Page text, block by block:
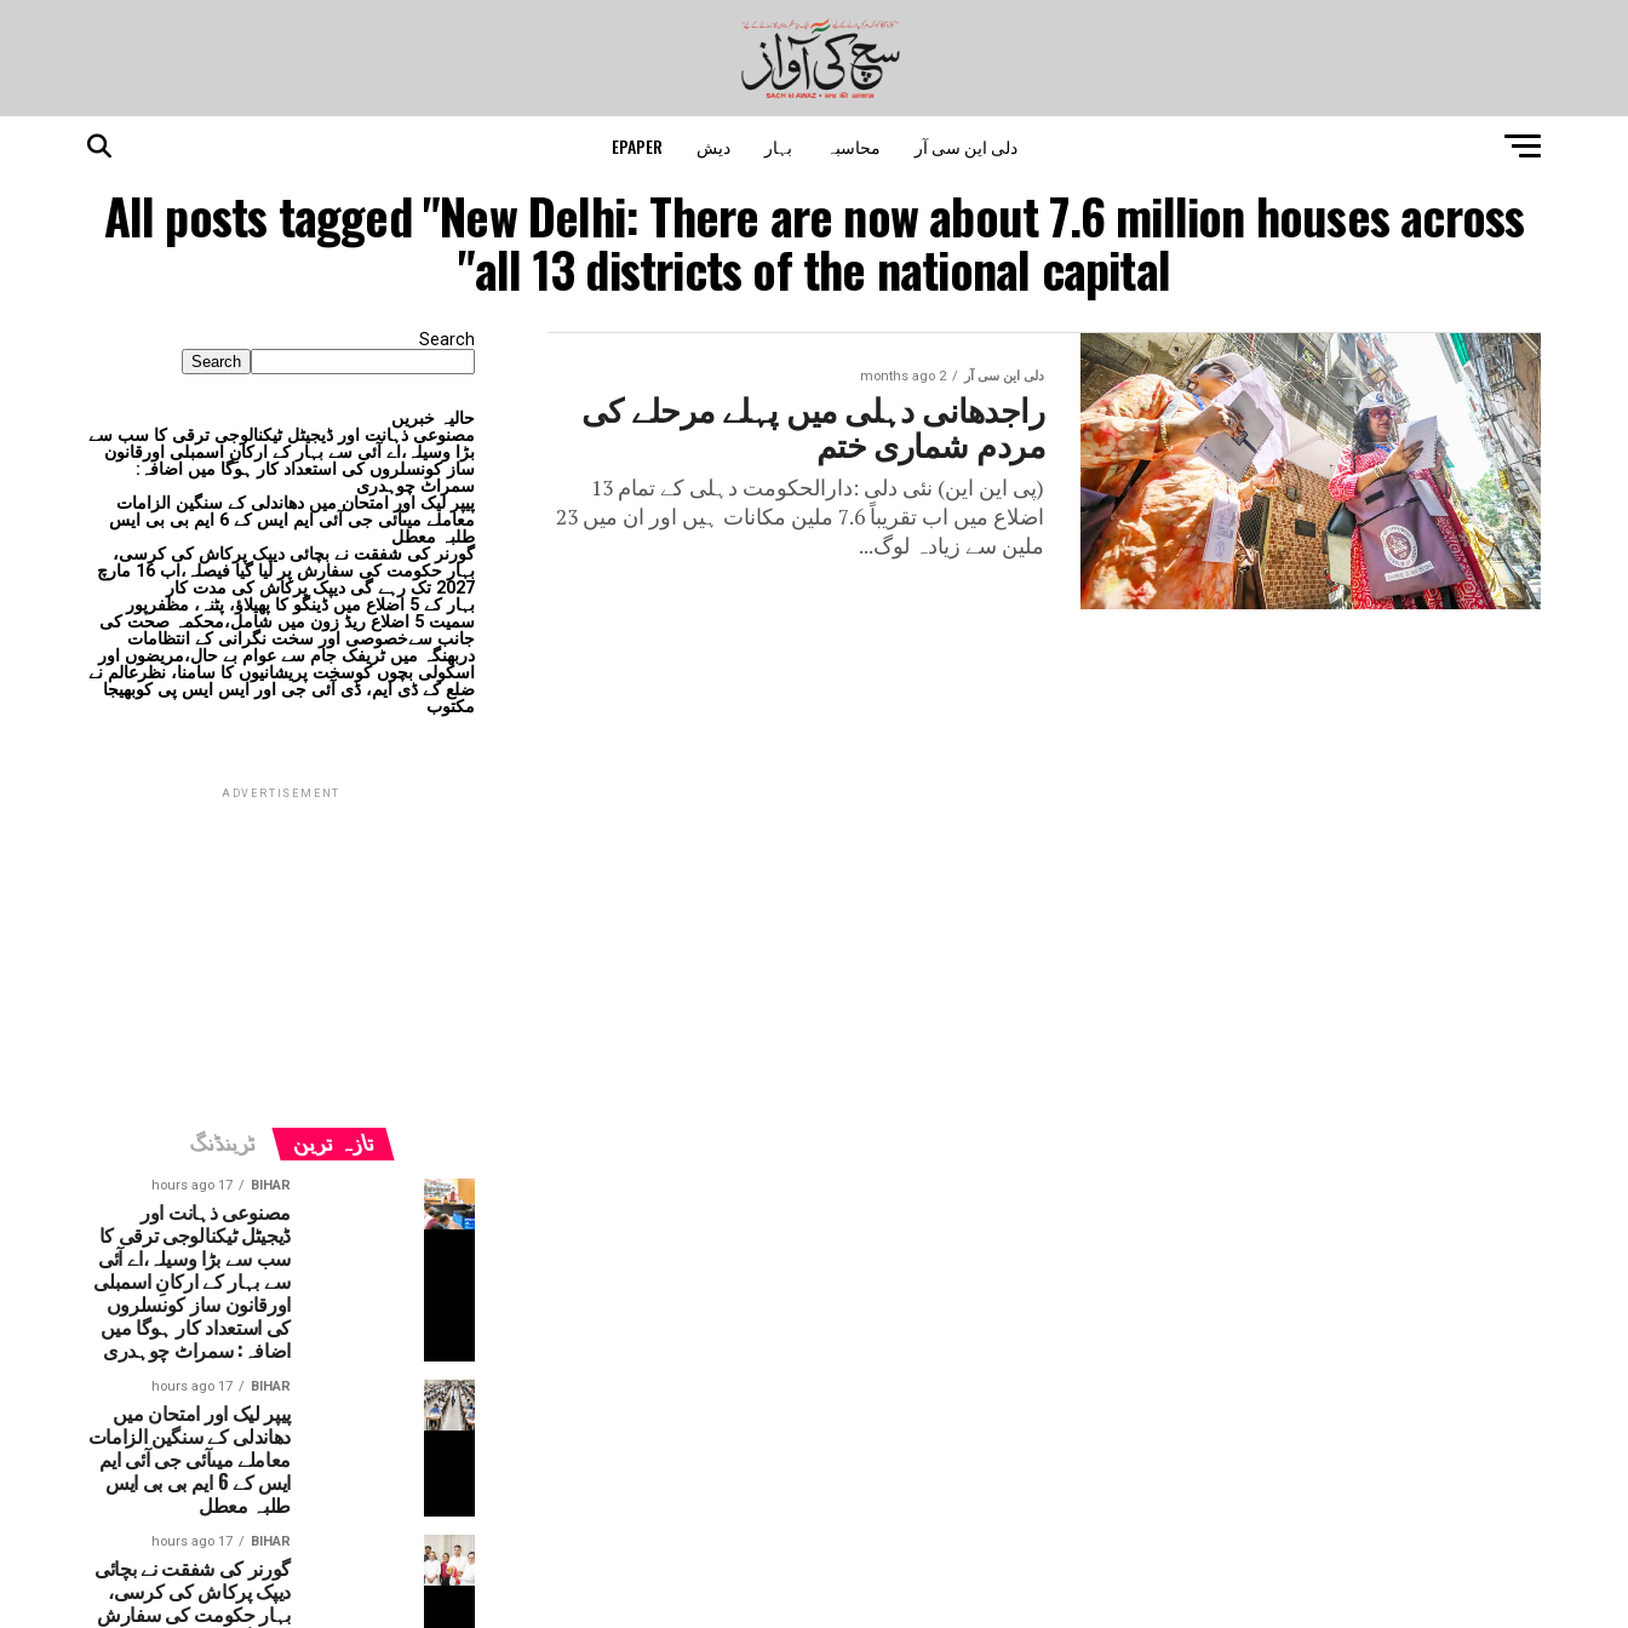
دلی این سی آر محاسبہ بہار دیش EPAPER
All posts tagged "New Delhi: There are now about 7.6 million houses across
all 13 districts of the national capital"
دلی این سی آر 2 months ago
راجدھانی دہلی میں پہلے مرحلے کی
مردم شماری ختم
(پی این این) نئی دلی :دارالحکومت دہلی کے تمام 13
اضلاع میں اب تقریباً 7.6 ملین مکانات ہیں اور ان میں 23
ملین سے زیادہ لوگ...
Search
Search
حالیہ خبریں
مصنوعی ذہانت اور ڈیجیٹل ٹیکنالوجی ترقی کا سب سے
بڑا وسیلہ،اے آئی سے بہار کے ارکانِ اسمبلی اورقانون
ساز کونسلروں کی استعداد کار ہوگا میں اضافہ:
سمراٹ چوہدری
پیپر لیک اور امتحان میں دھاندلی کے سنگین الزامات
معاملے میںآئی جی آئی ایم ایس کے 6 ایم بی بی ایس
طلبہ معطل
گورنر کی شفقت نے بچائی دیپک پرکاش کی کرسی،
بہار حکومت کی سفارش پر لیا گیا فیصلہ،اب 16 مارچ
2027 تک رہے گی دیپک پرکاش کی مدت کار
بہار کے 5 اضلاع میں ڈینگو کا پھیلاؤ، پٹنہ، مظفرپور
سمیت 5 اضلاع ریڈ زون میں شامل،محکمہ صحت کی
جانب سےخصوصی اور سخت نگرانی کے انتظامات
دربھنگہ میں ٹریفک جام سے عوام بے حال،مریضوں اور
اسکولی بچوں کوسخت پریشانیوں کا سامنا، نظرعالم نے
ضلع کے ڈی ایم، ڈی آئی جی اور ایس ایس پی کوبھیجا
مکتوب
ADVERTISEMENT
تازہ ترین ٹرینڈنگ
BIHAR
17 hours ago
مصنوعی ذہانت اور
ڈیجیٹل ٹیکنالوجی ترقی کا
سب سے بڑا وسیلہ،اے آئی
سے بہار کے ارکانِ اسمبلی
اورقانون ساز کونسلروں
کی استعداد کار ہوگا میں
اضافہ: سمراٹ چوہدری
BIHAR
17 hours ago
پیپر لیک اور امتحان میں
دھاندلی کے سنگین الزامات
معاملے میںآئی جی آئی ایم
ایس کے 6 ایم بی بی ایس
طلبہ معطل
BIHAR
17 hours ago
گورنر کی شفقت نے بچائی
دیپک پرکاش کی کرسی،
بہار حکومت کی سفارش